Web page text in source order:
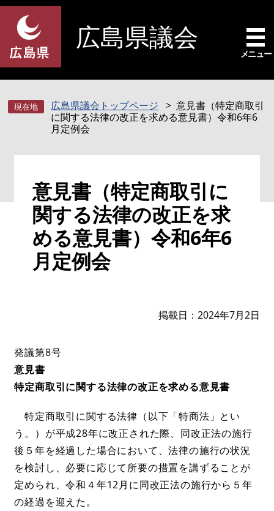
ペ
先
頭
す
メ
を
飛
し
広島県議会
メニュー
広島県議会トップページ
意見書（特定商取引
に関する法律の改正を求める意見書）令和6年6
月定例会
意見書（特定商取引に
関する法律の改正を求
める意見書）令和6年6
月定例会
掲載日 2024年7月2日
発議第8号
意見書
特定商取引に関する法律の改正を求める意見書
​​​​ 特定商取引に関する法律（以下「特商法」とい
う。）が平成28年に改正された際、同改正法の施行
後５年を経過した場合において、法律の施行の状況
を検討し、必要に応じて所要の措置を講ずることが
定められ、令和４年12月に同改正法の施行から５年
の経過を迎えた。